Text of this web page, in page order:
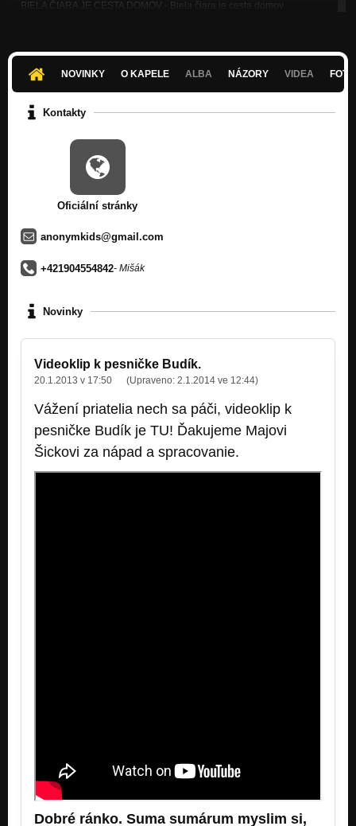
BIELA ČIARA JE CESTA DOMOV - Biela čiara je cesta domov
Nezařazeno
BUDÚCNOSŤ - Biela čiara je cesta domov 2010
Nezařazeno
MALÝ VTÁK - Biela čiara je cesta domov 2010
WORK - Biela čiara je cesta domov 2010
Nezařazeno
NOVINKY O KAPELE ALBA NÁZORY VIDEA
Kontakty
Oficiální stránky
anonymkids@gmail.com
+421904554842- Mišák
Novinky
Videoklip k pesničke Budík.
20.1.2013 v 17:50 (Upraveno: 2.1.2014 ve 12:44)
Vážení priatelia nech sa páči, videoklip k
pesničke Budík je TU! Ďakujeme Majovi
Šickovi za nápad a spracovanie.
Dobré ránko. Suma sumárum myslim si,